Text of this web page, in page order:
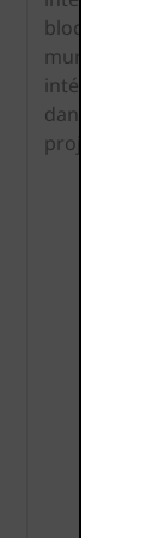
bloc pour
murs
intérieurs
dans votre
projet BIM.